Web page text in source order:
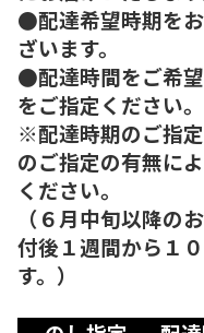
●配達希望時期を
ざいます。
●配達時間をご希
をご指定ください。
※配達時期のご指
のご指定の有無に
ください。
（６月中旬以降の
付後１週間から１
す。）